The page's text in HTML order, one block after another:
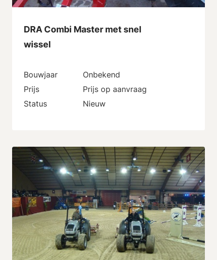
DRA Combi Master met snel
wissel
Bouwjaar
Onbekend
Prijs
Prijs op aanvraag
Status
Nieuw